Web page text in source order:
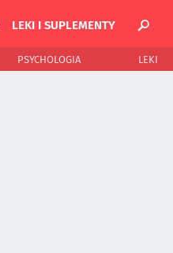
LEKI I SUPLEMENTY
PSYCHOLOGIA LEKI